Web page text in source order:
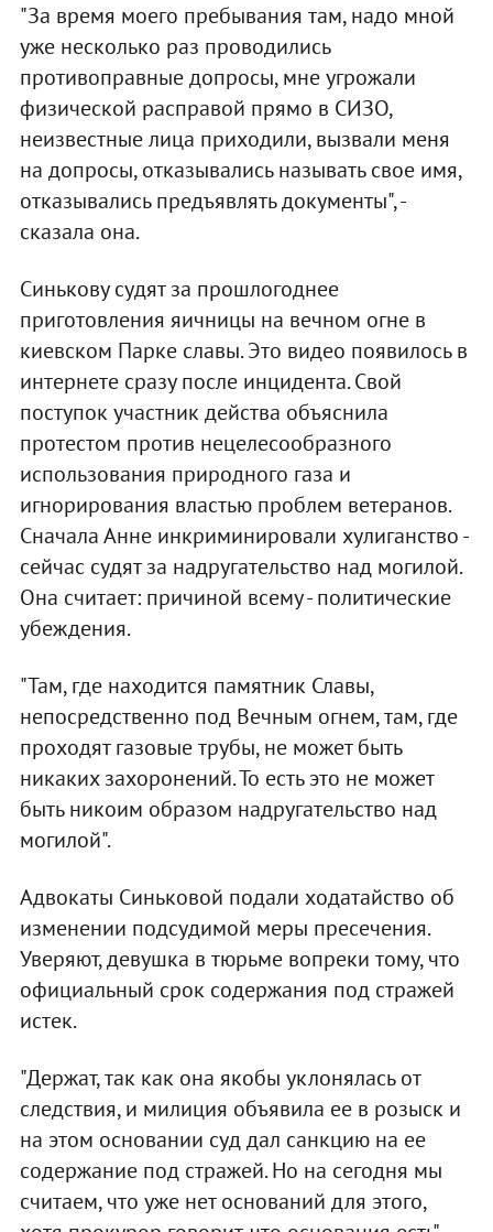
"За время моего пребывания там, надо мной
уже несколько раз проводились
противоправные допросы, мне угрожали
физической расправой прямо в СИЗО,
неизвестные лица приходили, вызвали меня
на допросы, отказывались называть свое имя,
отказывались предъявлять документы", -
сказала она.
Синькову судят за прошлогоднее
приготовления яичницы на вечном огне в
киевском Парке славы. Это видео появилось в
интернете сразу после инцидента. Свой
поступок участник действа объяснила
протестом против нецелесообразного
использования природного газа и
игнорирования властью проблем ветеранов.
Сначала Анне инкриминировали хулиганство -
сейчас судят за надругательство над могилой.
Она считает: причиной всему - политические
убеждения.
"Там, где находится памятник Славы,
непосредственно под Вечным огнем, там, где
проходят газовые трубы, не может быть
никаких захоронений. То есть это не может
быть никоим образом надругательство над
могилой".
Адвокаты Синьковой подали ходатайство об
изменении подсудимой меры пресечения.
Уверяют, девушка в тюрьме вопреки тому, что
официальный срок содержания под стражей
истек.
"Держат, так как она якобы уклонялась от
следствия, и милиция объявила ее в розыск и
на этом основании суд дал санкцию на ее
содержание под стражей. Но на сегодня мы
считаем, что уже нет оснований для этого,